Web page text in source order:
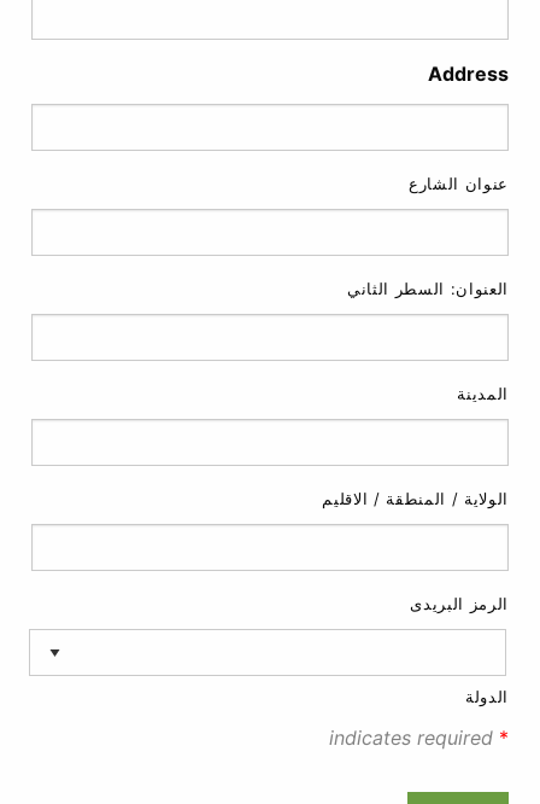
Address
عنوان الشارع
العنوان: السطر الثاني
المدينة
الولاية / المنطقة / الاقليم
الرمز البريدى
الدولة
*
indicates required